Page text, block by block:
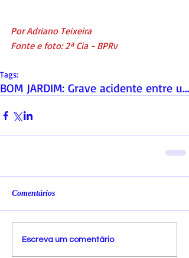
Por Adriano Teixeira
Fonte e foto: 2ª Cia - BPRv
Tags:
BOM JARDIM: Grave acidente entre uma Carreta e um
Comentários
Escreva um comentário